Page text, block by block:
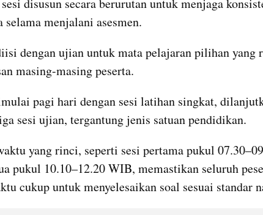
disusun secara berurutan untuk menjaga
selama menjalani asesmen.
dengan ujian untuk mata pelajaran pilihan yang
masing-masing peserta.
pagi hari dengan sesi latihan singkat,
sesi ujian, tergantung jenis satuan pendidikan.
yang rinci, seperti sesi pertama pukul
pukul 10.10–12.20 WIB, memastikan seluruh
cukup untuk menyelesaikan soal sesuai standar